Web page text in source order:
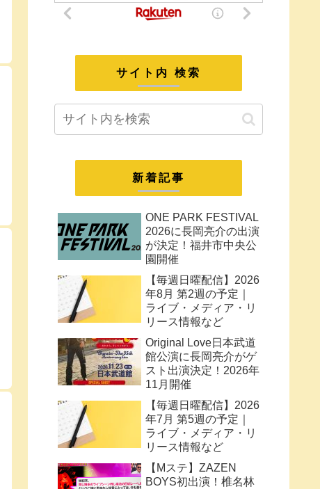
サイト内 検索
新着記事
ONE PARK FESTIVAL
2026に長岡亮介の出演
が決定！福井市中央公
園開催
【毎週日曜配信】2026
年8月 第2週の予定｜
ライブ・メディア・リ
リース情報など
Original Love日本武道
館公演に長岡亮介がゲ
スト出演決定！2026年
11月開催
【毎週日曜配信】2026
年7月 第5週の予定｜
ライブ・メディア・リ
リース情報など
【Mステ】ZAZEN
BOYS初出演！椎名林